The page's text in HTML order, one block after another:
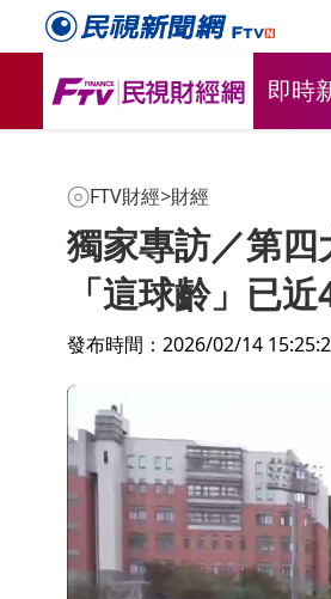
即時
FTV財經>財經
獨家專訪／第
「這球齡」已
發布時間：2026/02/14
北車商場熱到爆！店家客人
氣不涼 新光三越：調整中